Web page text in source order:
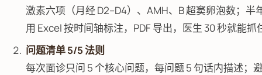
激素六项（月经 D2–D4）、AMH、B 超窦卵泡数；半
用 Excel 按时间轴标注，PDF 导出，医生 30 秒就能抓
问题清单 5/5 法则
每次面诊只问 5 个核心问题，每问题 5 句话内描述；